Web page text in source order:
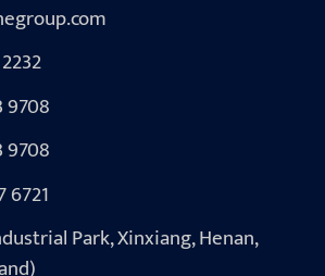
9708
9708
6721
Park, Xinxiang, Henan,